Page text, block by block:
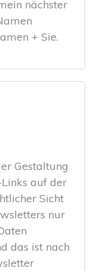
nächster
+ Sie.
Gestaltung
auf der
Sicht
nur
das ist nach